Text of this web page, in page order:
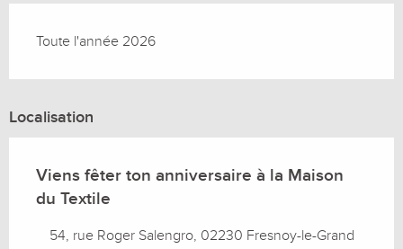
Toute l'année 2026
Localisation
Viens fêter ton anniversaire à la Maison
du Textile
54, rue Roger Salengro, 02230 Fresnoy-le-Grand